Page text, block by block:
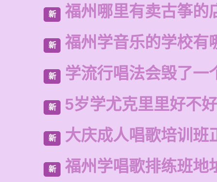
新 福州哪里有卖古筝的
新 福州学音乐的学校有
新 学流行唱法会毁了一
新 5岁学尤克里里好不好
新 大庆成人唱歌培训班
新 福州学唱歌排练班地